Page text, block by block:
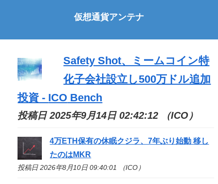
仮想通貨アンテナ
Safety Shot、ミームコイン特
化子会社設立し500万ドル追加
投資 - ICO Bench
投稿日 2025年9月14日 02:42:12 （ICO）
4万ETH保有の休眠クジラ、7年ぶり始動 移し
たのはMKR
投稿日 2026年8月10日 09:40:01 （ICO）